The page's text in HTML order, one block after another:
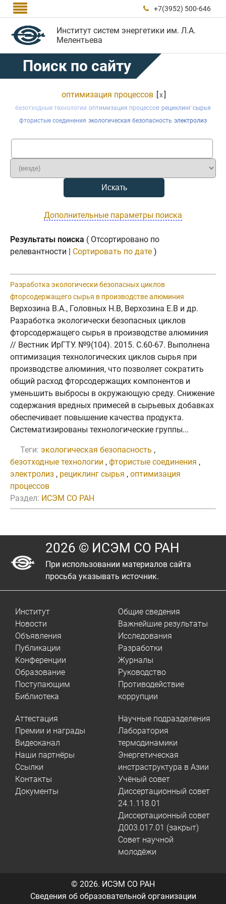
  +7(3952) 500-646
Институт систем энергетики им. Л.А.
Мелентьева
Поиск по сайту
оптимизация процессов [x]
безотходные технологии оптимизация процессов рециклинг сырья
фтористые соединения экологическая безопасность электролиз
Дополнительные параметры поиска
Результаты поиска ( Отсортировано по
релевантности | Сортировать по дате )
Разработка экологически безопасных циклов
фторсодержащего сырья в производстве алюминия
Верхозина В.А., Головных Н.В, Верхозина Е.В и др.
Разработка экологически безопасных циклов
фторсодержащего сырья в производстве алюминия
// Вестник ИрГТУ. №9(104). 2015. C.60-67. Выполнена
оптимизация технологических циклов сырья при
производстве алюминия, что позволяет сократить
общий расход фторсодержащих компонентов и
уменьшить выбросы в окружающую среду. Снижение
содержания вредных примесей в сырьевых добавках
обеспечивает повышение качества продукта.
Систематизированы технологические группы...
Теги: экологическая безопасность ,
безотходные технологии , фтористые соединения ,
электролиз , рециклинг сырья , оптимизация
процессов
Раздел: ИСЭМ СО РАН
2026 © ИСЭМ СО РАН
При использовании материалов сайта
просьба указывать источник.
Институт
Новости
Объявления
Публикации
Конференции
Образование
Поступающим
Библиотека
Общие сведения
Важнейшие результаты
Исследования
Разработки
Журналы
Руководство
Противодействие
коррупции
Аттестация
Премии и награды
Видеоканал
Наши партнёры
Ссылки
Контакты
Документы
Научные подразделения
Лаборатория
термодинамики
Энергетическая
инстраструктура в Азии
Учёный совет
Диссертационный совет
24.1.118.01
Диссертационный совет
Д003.017.01 (закрыт)
Совет научной
молодёжи
© 2026. ИСЭМ СО РАН
Сведения об образовательной организации